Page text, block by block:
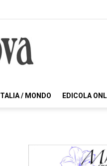
ITALIA / MONDO EDICOLA